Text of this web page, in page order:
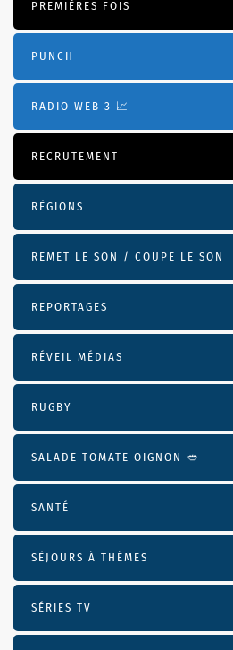
PREMIÈRES FOIS
PUNCH
RADIO WEB 3 📈
RECRUTEMENT
RÉGIONS
REMET LE SON / COUPE LE SON
REPORTAGES
RÉVEIL MÉDIAS
RUGBY
SALADE TOMATE OIGNON 🥙
SANTÉ
SÉJOURS À THÈMES
SÉRIES TV